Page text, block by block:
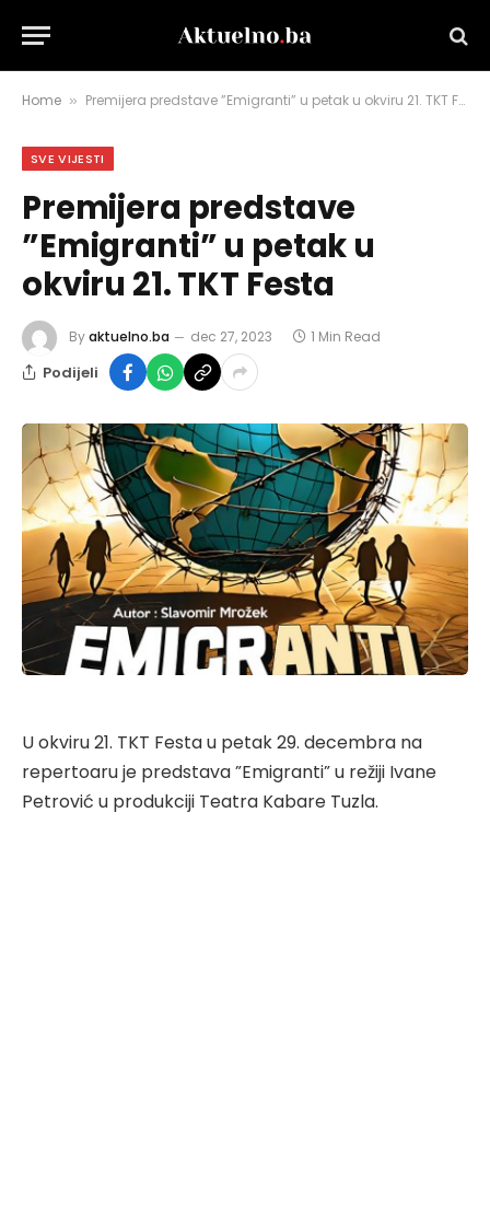
Home » Premijera predstave ”Emigranti” u petak u okviru 21. TKT Festa
SVE VIJESTI
Premijera predstave
”Emigranti” u petak u
okviru 21. TKT Festa
Byaktuelno.ba dec 27, 2023 1 Min Read
Podijeli
U okviru 21. TKT Festa u petak 29. decembra na
repertoaru je predstava ”Emigranti” u režiji Ivane
Petrović u produkciji Teatra Kabare Tuzla.